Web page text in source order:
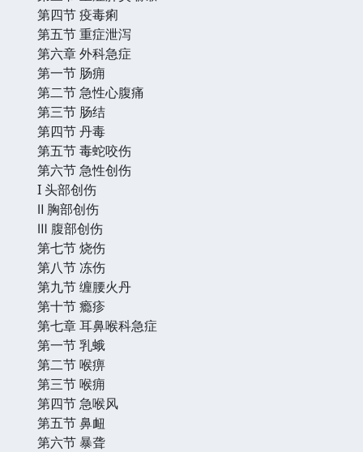
第四节 疫毒痢
第五节 重症泄泻
第六章 外科急症
第一节 肠痈
第二节 急性心腹痛
第三节 肠结
第四节 丹毒
第五节 毒蛇咬伤
第六节 急性创伤
I 头部创伤
Ⅱ 胸部创伤
Ⅲ 腹部创伤
第七节 烧伤
第八节 冻伤
第九节 缠腰火丹
第十节 瘾疹
第七章 耳鼻喉科急症
第一节 乳蛾
第二节 喉痹
第三节 喉痈
第四节 急喉风
第五节 鼻衄
第六节 暴聋